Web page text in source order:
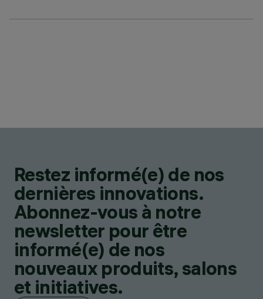
Restez informé(e) de nos
dernières innovations.
Abonnez-vous à notre
newsletter pour être
informé(e) de nos
nouveaux produits, salons
et initiatives.